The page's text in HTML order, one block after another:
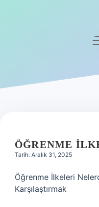
Hakkımızda
ÖĞRENME
Tarih: Aralık 31, 2025
Öğrenme İlkeleri
Karşılaştırmak